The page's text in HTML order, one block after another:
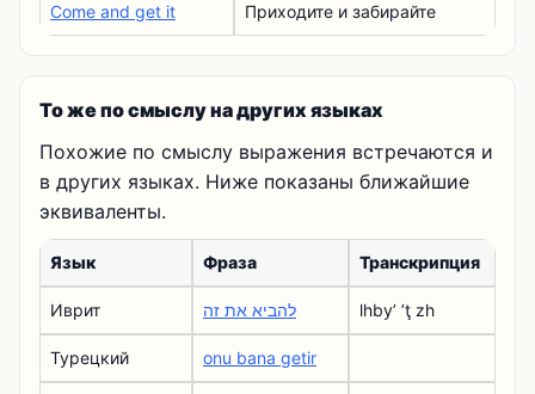
Come and get it Приходите и забирайте
То же по смыслу на других языках
Похожие по смыслу выражения встречаются и
в других языках. Ниже показаны ближайшие
эквиваленты.
Язык Фраза Транскрипция
Иврит להביא את זה lhbyʼ ʼţ zh
Турецкий onu bana getir